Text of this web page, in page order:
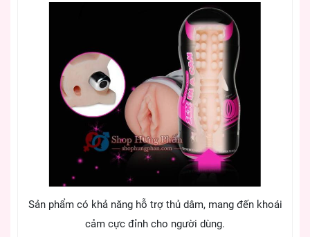
Sản phẩm có khả năng hỗ trợ thủ dâm, mang đến khoái
cảm cực đỉnh cho người dùng.